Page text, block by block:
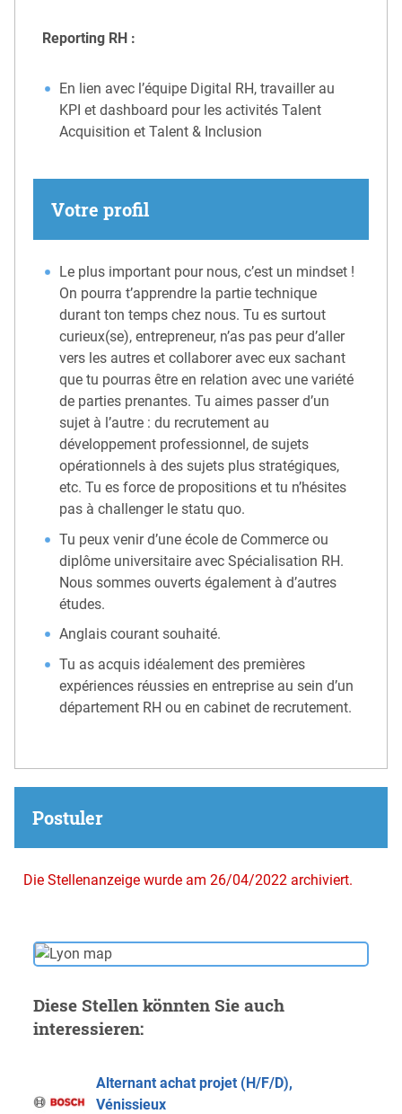
Reporting RH :
En lien avec l’équipe Digital RH, travailler au
KPI et dashboard pour les activités Talent
Acquisition et Talent & Inclusion
Votre profil
Le plus important pour nous, c’est un mindset !
On pourra t’apprendre la partie technique
durant ton temps chez nous. Tu es surtout
curieux(se), entrepreneur, n’as pas peur d’aller
vers les autres et collaborer avec eux sachant
que tu pourras être en relation avec une variété
de parties prenantes. Tu aimes passer d’un
sujet à l’autre : du recrutement au
développement professionnel, de sujets
opérationnels à des sujets plus stratégiques,
etc. Tu es force de propositions et tu n’hésites
pas à challenger le statu quo.
Tu peux venir d’une école de Commerce ou
diplôme universitaire avec Spécialisation RH.
Nous sommes ouverts également à d’autres
études.
Anglais courant souhaité.
Tu as acquis idéalement des premières
expériences réussies en entreprise au sein d’un
département RH ou en cabinet de recrutement.
Postuler
Die Stellenanzeige wurde am 26/04/2022 archiviert.
Diese Stellen könnten Sie auch
interessieren:
Alternant achat projet (H/F/D),
Vénissieux